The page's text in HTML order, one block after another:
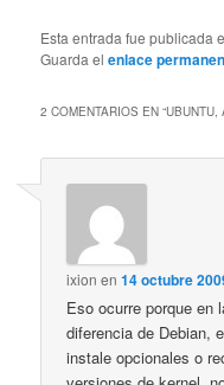
Esta entrada fue publicada
Guarda elenlace
2 COMENTARIOS EN “UBUNTU,
ixion en14 octubre
Eso ocurre porque en
diferencia de Debian,
instale opcionales o